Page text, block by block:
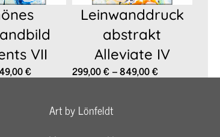
VII
€ Preisspanne:
849,00 €
Leinwanddruck
abstrakt
Alleviate IV
299,00€–849,00€Preisspanne:
Art by Lönfeldt